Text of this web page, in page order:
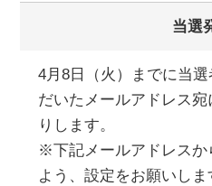
当選
4月8日（火）までに当
だいたメールアドレス
りします。
※下記メールアドレスか
よう、設定をお願いしま